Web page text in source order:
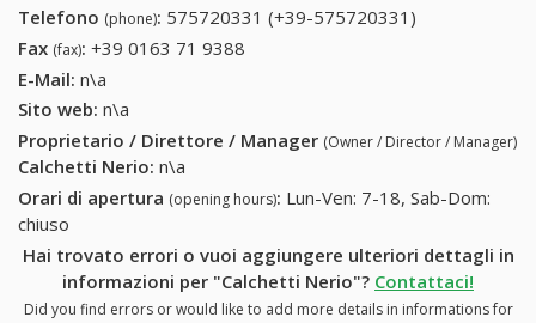
Telefono (phone): 575720331 (+39-575720331)
Fax (fax): +39 0163 71 9388
E-Mail: n\a
Sito web: n\a
Proprietario / Direttore / Manager (Owner / Director / Manager)
Calchetti Nerio: n\a
Orari di apertura (opening hours): Lun-Ven: 7-18, Sab-Dom:
chiuso
Hai trovato errori o vuoi aggiungere ulteriori dettagli in
informazioni per "Calchetti Nerio"? Contattaci!
Did you find errors or would like to add more details in informations for